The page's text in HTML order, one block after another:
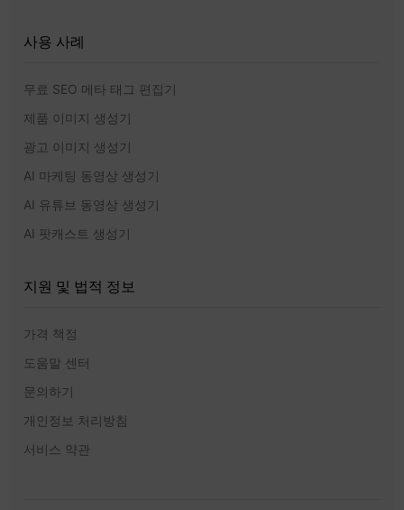
사용 사례
무료 SEO 메타 태그 편집기
제품 이미지 생성기
광고 이미지 생성기
AI 마케팅 동영상 생성기
AI 유튜브 동영상 생성기
AI 팟캐스트 생성기
지원 및 법적 정보
가격 책정
도움말 센터
문의하기
개인정보 처리방침
서비스 약관